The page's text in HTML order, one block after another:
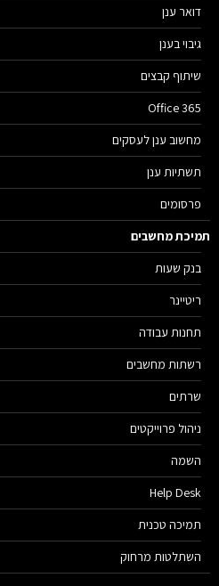
דואר ענן
גיבוי בענן
שיתוף קבצים
Office 365
מחשוב ענן לעסקים
תשתיות ענן
פרסומים
מחשבים
בנק שעות
ריטיינר
תחנות עבודה
רשתות מחשבים
שרתים
ניהול פרוייקטים
השמה
Help Desk
תמיכה טכנית
השתלטות מרחוק